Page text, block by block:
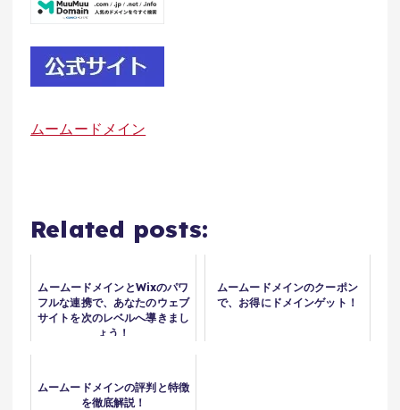
ムームードメイン
Related posts:
ムームードメインとWixのパワ
フルな連携で、あなたのウェブ
サイトを次のレベルへ導きまし
ょう！
ムームードメインのクーポン
で、お得にドメインゲット！
ムームードメインの評判と特徴
を徹底解説！